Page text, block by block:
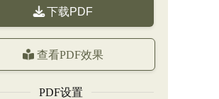
下载PDF
查看PDF效果
PDF设置